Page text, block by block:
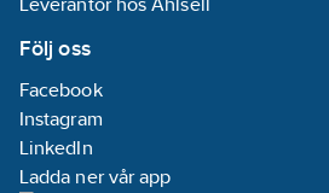
Följ oss
Facebook
Instagram
LinkedIn
Ladda ner vår app